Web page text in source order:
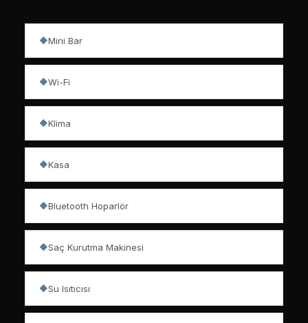
◆Mini Bar
◆Wi-Fi
◆Klima
◆Kasa
◆Bluetooth Hoparlör
◆Saç Kurutma Makinesi
◆Su Isıtıcısı